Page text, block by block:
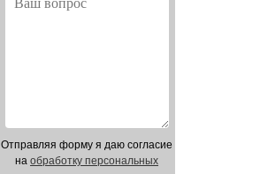
Отправляя форму я даю согласие
на обработку персональных